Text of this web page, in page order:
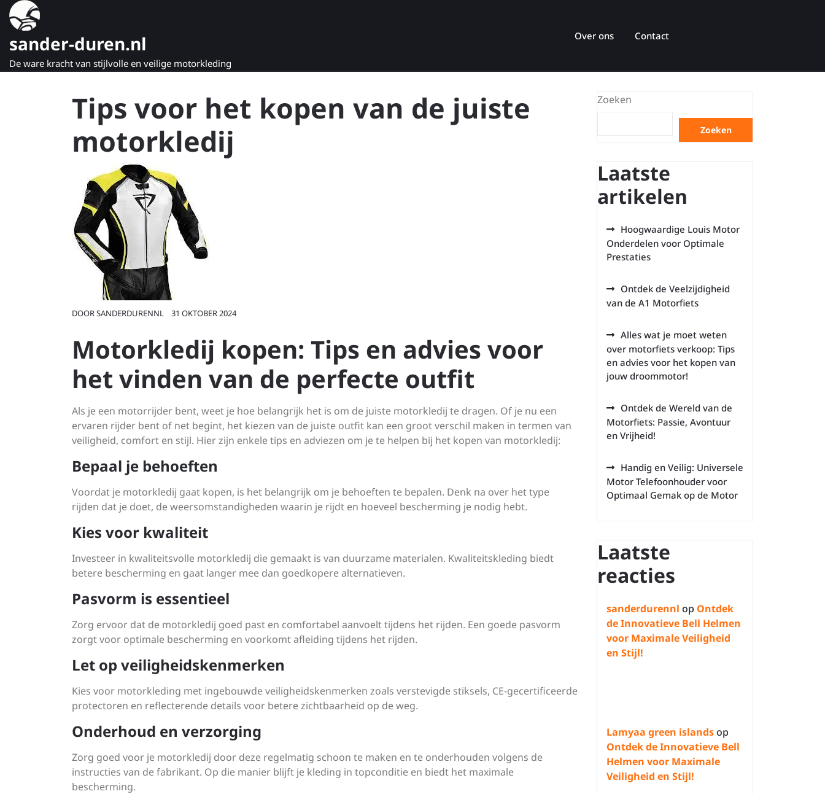
Naar
de
gaansander-duren.nl
De ware kracht van stijlvolle en veilige motorkleding
Over ons Contact
Tips voor het kopen van de juiste
motorkledij
DOORSANDERDURENNL 31 OKTOBER 2024
Motorkledij kopen: Tips en advies voor
het vinden van de perfecte outfit
Als je een motorrijder bent, weet je hoe belangrijk het is om de juiste motorkledij te dragen. Of je nu een
ervaren rijder bent of net begint, het kiezen van de juiste outfit kan een groot verschil maken in termen van
veiligheid, comfort en stijl. Hier zijn enkele tips en adviezen om je te helpen bij het kopen van motorkledij:
Bepaal je behoeften
Voordat je motorkledij gaat kopen, is het belangrijk om je behoeften te bepalen. Denk na over het type
rijden dat je doet, de weersomstandigheden waarin je rijdt en hoeveel bescherming je nodig hebt.
Kies voor kwaliteit
Investeer in kwaliteitsvolle motorkledij die gemaakt is van duurzame materialen. Kwaliteitskleding biedt
betere bescherming en gaat langer mee dan goedkopere alternatieven.
Pasvorm is essentieel
Zorg ervoor dat de motorkledij goed past en comfortabel aanvoelt tijdens het rijden. Een goede pasvorm
zorgt voor optimale bescherming en voorkomt afleiding tijdens het rijden.
Let op veiligheidskenmerken
Kies voor motorkleding met ingebouwde veiligheidskenmerken zoals verstevigde stiksels, CE-gecertificeerde
protectoren en reflecterende details voor betere zichtbaarheid op de weg.
Onderhoud en verzorging
Zorg goed voor je motorkledij door deze regelmatig schoon te maken en te onderhouden volgens de
instructies van de fabrikant. Op die manier blijft je kleding in topconditie en biedt het maximale
bescherming.
Zoeken
Zoeken
Laatste
artikelen
Hoogwaardige Louis Motor
Onderdelen voor Optimale
Prestaties
Ontdek de Veelzijdigheid
van de A1 Motorfiets
Alles wat je moet weten
over motorfiets verkoop: Tips
en advies voor het kopen van
jouw droommotor!
Ontdek de Wereld van de
Motorfiets: Passie, Avontuur
en Vrijheid!
Handig en Veilig: Universele
Motor Telefoonhouder voor
Optimaal Gemak op de Motor
Laatste
reacties
sanderdurennl op Ontdek
de Innovatieve Bell Helmen
voor Maximale Veiligheid
en Stijl!
Lamyaa green islandsop
Ontdek de Innovatieve Bell
Helmen voor Maximale
Veiligheid en Stijl!